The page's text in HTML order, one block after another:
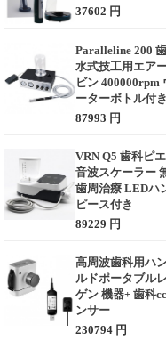
37602 円
Paralleline 200
水式技工用エア
ビン 400000rpm
ーターボトル付き
87993 円
VRN Q5 歯科ピ
音波スケーラー
歯周治療 LEDハ
ピース付き
89229 円
高周波歯科用ハ
ルドポータブル
ゲン 機器+ 歯科
ンサー
230794 円